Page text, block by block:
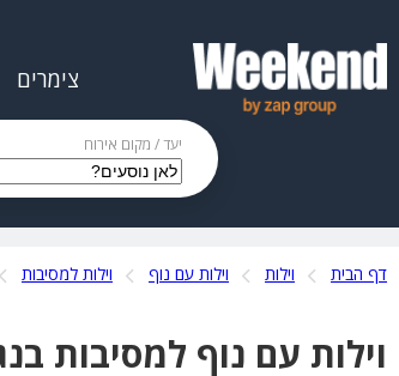
צימרים
יעד / מקום אירוח
דף הבית וילות וילות עם נוף וילות למסיבות
וילות עם נוף למסיבות